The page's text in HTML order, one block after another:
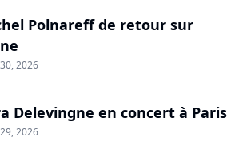
Polnareff de retour sur
2026
Delevingne en concert à Paris
2026